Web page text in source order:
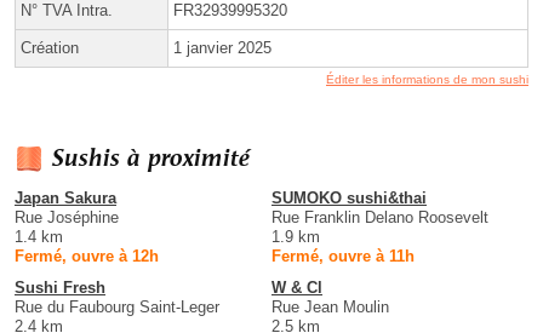
N° TVA Intra. FR32939995320
Création 1 janvier 2025
Éditer les informations de mon sushi
Sushis à proximité
Japan Sakura
Rue Joséphine
1.4 km
Fermé, ouvre à 12h
SUMOKO sushi&thai
Rue Franklin Delano Roosevelt
1.9 km
Fermé, ouvre à 11h
Sushi Fresh
Rue du Faubourg Saint-Leger
2.4 km
W & Cl
Rue Jean Moulin
2.5 km